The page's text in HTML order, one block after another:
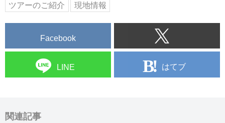
ツアーのご紹介
現地情報
Facebook
LINE はてブ
関連記事